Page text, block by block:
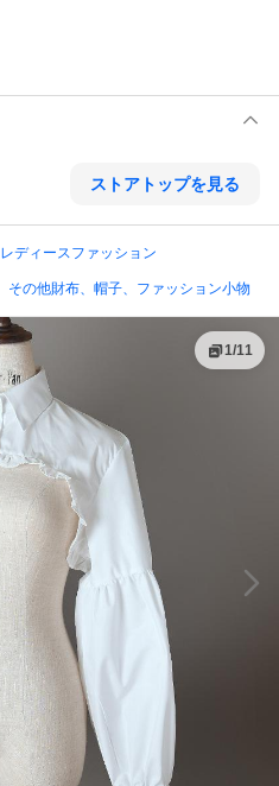
ストアトップを見る
レディースファッション
その他財布、帽子、ファッション小物
1/11